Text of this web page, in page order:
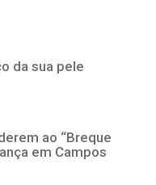
da sua pele
ao “Breque
em Campos